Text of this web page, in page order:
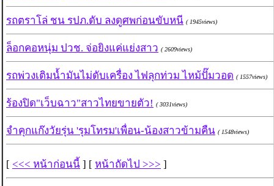
รถตราโล่ ชน รปภ.ดับ ลงดูศพก่อนขับหนี ( 1945views)
ล็อกคอหนุ่ม ปวช. จ่อยิงแค่แย่งสาว ( 2609views)
รถพ่วงเติมน้ำมันไม่ดับเครื่อง ไฟลุกท่วม ไหม้ปั๊มวอด ( 1557views)
ร้องปิด"เว็บฉาว"สาวไทยขายตัว! ( 3031views)
จำคุกแก๊งวัยรุ่น 'รุมโทรม'เพื่อน-น้องสาวข้ามคืน ( 1548views)
[ <<< หน้าก่อนนี้ ] [ หน้าถัดไป >>> ]